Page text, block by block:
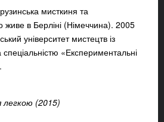
мисткиня та
живе в Берліні (Німеччина). 2005
університет мистецтв із
«Експериментальні
легкою (2015)